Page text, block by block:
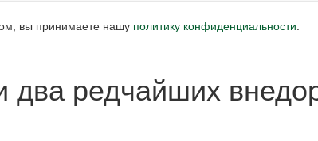
вы принимаете нашу политику конфиденциальности.
два редчайших